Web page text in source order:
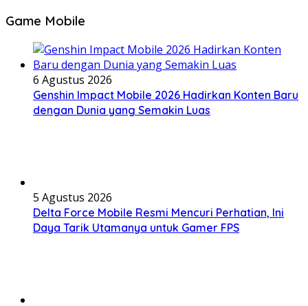
Game Mobile
6 Agustus 2026
Genshin Impact Mobile 2026 Hadirkan Konten Baru
dengan Dunia yang Semakin Luas
5 Agustus 2026
Delta Force Mobile Resmi Mencuri Perhatian, Ini
Daya Tarik Utamanya untuk Gamer FPS